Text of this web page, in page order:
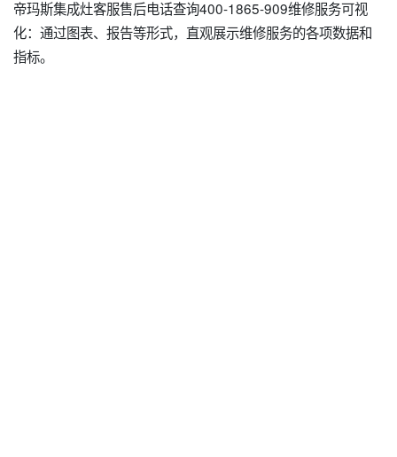
帝玛斯集成灶客服售后电话查询400-1865-909维修服务可视
化：通过图表、报告等形式，直观展示维修服务的各项数据和
指标。